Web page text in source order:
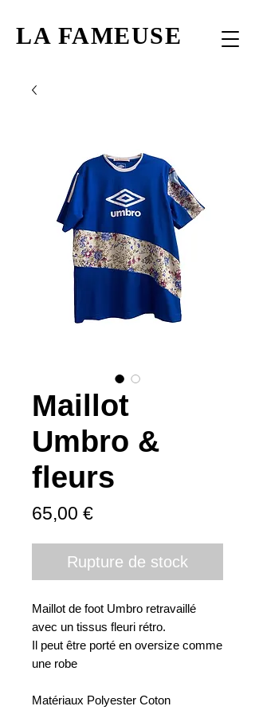
LA FAMEUSE
Maillot
Umbro &
fleurs
65,00 €Prix
Rupture de stock
Maillot de foot Umbro retravaillé
avec un tissus fleuri rétro.
Il peut être porté en oversize comme
une robe
Matériaux Polyester Coton